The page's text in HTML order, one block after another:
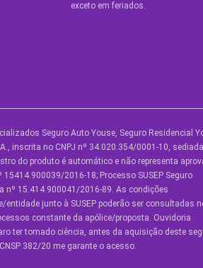
exceto em feriados.
SOBRE A YOUSE
Quem Somos
Vem Pra Youse
Seguro Online
Formas de
Seguro Auto Youse, Seguro Residencial
inscrita no CNPJ nº 34.020.354/0001-10,
do produto é automático e não representa
15414.900039/2016-18; Processo SUSEP Seguro
nº 15.414.900041/2016-89. As condições
junto à SUSEP poderão ser consultadas
constante da apólice/proposta. Ouvidoria
ter tomado ciência, antes da aquisição deste
382/20 me garante o acesso.